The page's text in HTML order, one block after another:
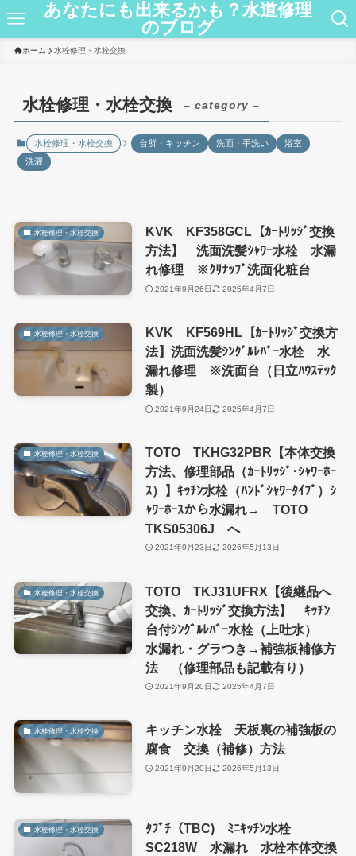
あなたにも出来るかも？水道修理
のブログ
ホーム 水栓修理・水栓交換
水栓修理・水栓交換 – category –
水栓修理・水栓交換 台所・キッチン 洗面・手洗い
浴室
洗濯
水栓修理・水栓交換
KVK KF358GCL【ｶｰﾄﾘｯｼﾞ交換
方法】 洗面洗髪ｼｬﾜｰ水栓 水漏
れ修理 ※ｸﾘﾅｯﾌﾟ洗面化粧台
2021年9月26日 2025年4月7日
水栓修理・水栓交換
KVK KF569HL【ｶｰﾄﾘｯｼﾞ交換方
法】洗面洗髪ｼﾝｸﾞﾙﾚﾊﾞｰ水栓 水
漏れ修理 ※洗面台（日立ﾊｳｽﾃｯｸ
製）
2021年9月24日 2025年4月7日
水栓修理・水栓交換
TOTO TKHG32PBR【本体交換
方法、修理部品（ｶｰﾄﾘｯｼﾞ･ｼｬﾜｰﾎｰ
ｽ）】ｷｯﾁﾝ水栓（ﾊﾝﾄﾞｼｬﾜｰﾀｲﾌﾟ）ｼ
ｬﾜｰﾎｰｽから水漏れ→ TOTO
TKS05306J へ
2021年9月23日 2026年5月13日
水栓修理・水栓交換
TOTO TKJ31UFRX【後継品へ
交換、ｶｰﾄﾘｯｼﾞ交換方法】 ｷｯﾁﾝ
台付ｼﾝｸﾞﾙﾚﾊﾞｰ水栓（上吐水）
水漏れ・グラつき→補強板補修方
法 （修理部品も記載有り）
2021年9月20日 2025年4月7日
水栓修理・水栓交換
キッチン水栓 天板裏の補強板の
腐食 交換（補修）方法
2021年9月20日 2026年5月13日
水栓修理・水栓交換
ﾀﾌﾞﾁ（TBC) ﾐﾆｷｯﾁﾝ水栓
SC218W 水漏れ 水栓本体交換